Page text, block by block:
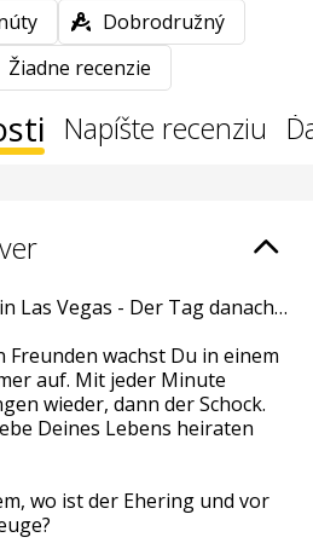
Dobrodružný
Žiadne recenzie
Napíšte recenziu
Las Vegas - Der Tag danach…
Freunden wachst Du in einem
auf. Mit jeder Minute
wieder, dann der Schock.
Deines Lebens heiraten
wo ist der Ehering und vor